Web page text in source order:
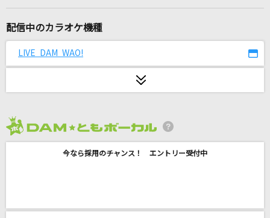
[生音]Link
花に嵐
配信中のカラオケ機種
LIVE DAM WAO!
今なら採用のチャンス！ エントリー受付中